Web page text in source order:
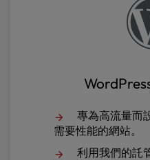
專為高流量而
需要性能的網站。
利用我們的託